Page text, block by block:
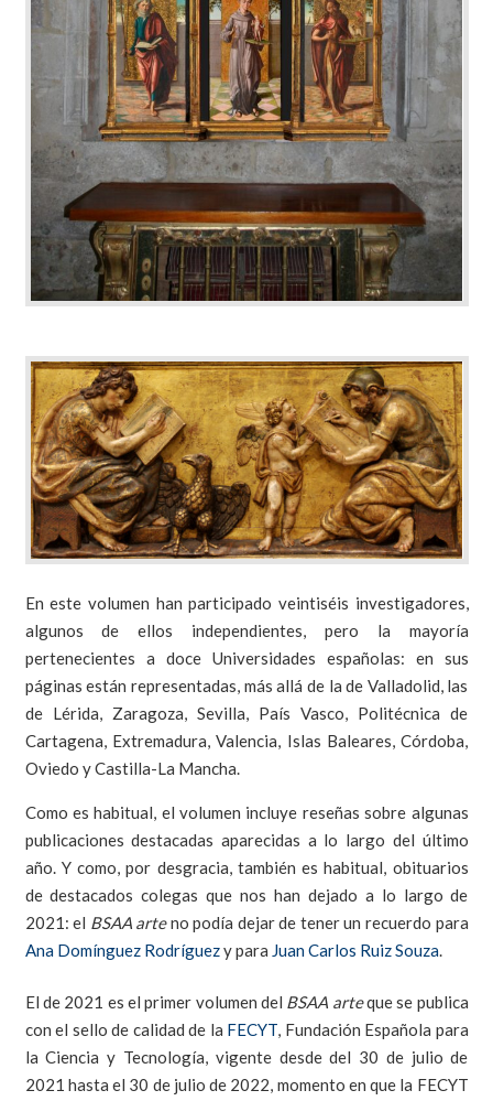
En este volumen han participado veintiséis investigadores,
algunos de ellos independientes, pero la mayoría
pertenecientes a doce Universidades españolas: en sus
páginas están representadas, más allá de la de Valladolid, las
de Lérida, Zaragoza, Sevilla, País Vasco, Politécnica de
Cartagena, Extremadura, Valencia, Islas Baleares, Córdoba,
Oviedo y Castilla-La Mancha.
Como es habitual, el volumen incluye reseñas sobre algunas
publicaciones destacadas aparecidas a lo largo del último
año. Y como, por desgracia, también es habitual, obituarios
de destacados colegas que nos han dejado a lo largo de
2021: el BSAA arteno podía dejar de tener un recuerdo para
Ana Domínguez Rodríguezy para Juan Carlos Ruiz Souza.
El de 2021 es el primer volumen del BSAA arteque se publica
con el sello de calidad de la FECYT, Fundación Española para
la Ciencia y Tecnología, vigente desde del 30 de julio de
2021 hasta el 30 de julio de 2022, momento en que la FECYT